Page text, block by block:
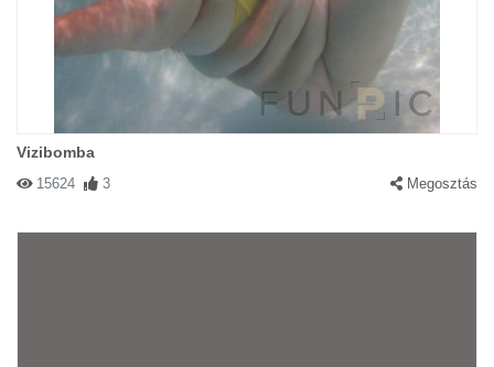
Vizibomba
15624 3 Megosztás